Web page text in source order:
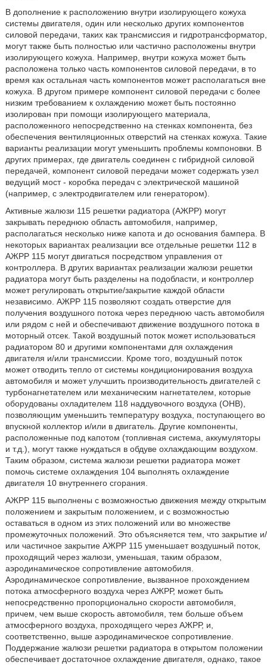
В дополнение к расположению внутри изолирующего кожуха
системы двигателя, один или несколько других компонентов
силовой передачи, таких как трансмиссия и гидротрансформатор,
могут также быть полностью или частично расположены внутри
изолирующего кожуха. Например, внутри кожуха может быть
расположена только часть компонентов силовой передачи, в то
время как остальная часть компонентов может располагаться вне
кожуха. В другом примере компонент силовой передачи с более
низким требованием к охлаждению может быть постоянно
изолирован при помощи изолирующего материала,
расположенного непосредственно на стенках компонента, без
обеспечения вентиляционных отверстий на стенках кожуха. Такие
варианты реализации могут уменьшить проблемы компоновки. В
других примерах, где двигатель соединен с гибридной силовой
передачей, компонент силовой передачи может содержать узел
ведущий мост - коробка передач с электрической машиной
(например, с электродвигателем или генератором).
Активные жалюзи 115 решетки радиатора (АЖРР) могут
закрывать переднюю область автомобиля, например,
располагаться несколько ниже капота и до основания бампера. В
некоторых вариантах реализации все отдельные решетки 112 в
АЖРР 115 могут двигаться посредством управления от
контроллера. В других вариантах реализации жалюзи решетки
радиатора могут быть разделены на подобласти, и контроллер
может регулировать открытие/закрытие каждой области
независимо. АЖРР 115 позволяют создать отверстие для
получения воздушного потока через переднюю часть автомобиля
или рядом с ней и обеспечивают движение воздушного потока в
моторный отсек. Такой воздушный поток может использоваться
радиатором 80 и другими компонентами для охлаждения
двигателя и/или трансмиссии. Кроме того, воздушный поток
может отводить тепло от системы кондиционирования воздуха
автомобиля и может улучшить производительность двигателей с
турбонагнетателем или механическим нагнетателем, которые
оборудованы охладителем 118 наддувочного воздуха (ОНВ),
позволяющим уменьшить температуру воздуха, поступающего во
впускной коллектор и/или в двигатель. Другие компоненты,
расположенные под капотом (топливная система, аккумуляторы
и т.д.), могут также нуждаться в обдуве охлаждающим воздухом.
Таким образом, система жалюзи решетки радиатора может
помочь системе охлаждения 104 выполнять охлаждение
двигателя 10 внутреннего сгорания.
АЖРР 115 выполнены с возможностью движения между открытым
положением и закрытым положением, и с возможностью
оставаться в одном из этих положений или во множестве
промежуточных положений. Это объясняется тем, что закрытие и/
или частичное закрытие АЖРР 115 уменьшает воздушный поток,
проходящий через жалюзи, уменьшая, таким образом,
аэродинамическое сопротивление автомобиля.
Аэродинамическое сопротивление, вызванное прохождением
потока атмосферного воздуха через АЖРР, может быть
непосредственно пропорционально скорости автомобиля,
причем, чем выше скорость автомобиля, тем больше объем
атмосферного воздуха, проходящего через АЖРР, и,
соответственно, выше аэродинамическое сопротивление.
Поддержание жалюзи решетки радиатора в открытом положении
обеспечивает достаточное охлаждение двигателя, однако, такое